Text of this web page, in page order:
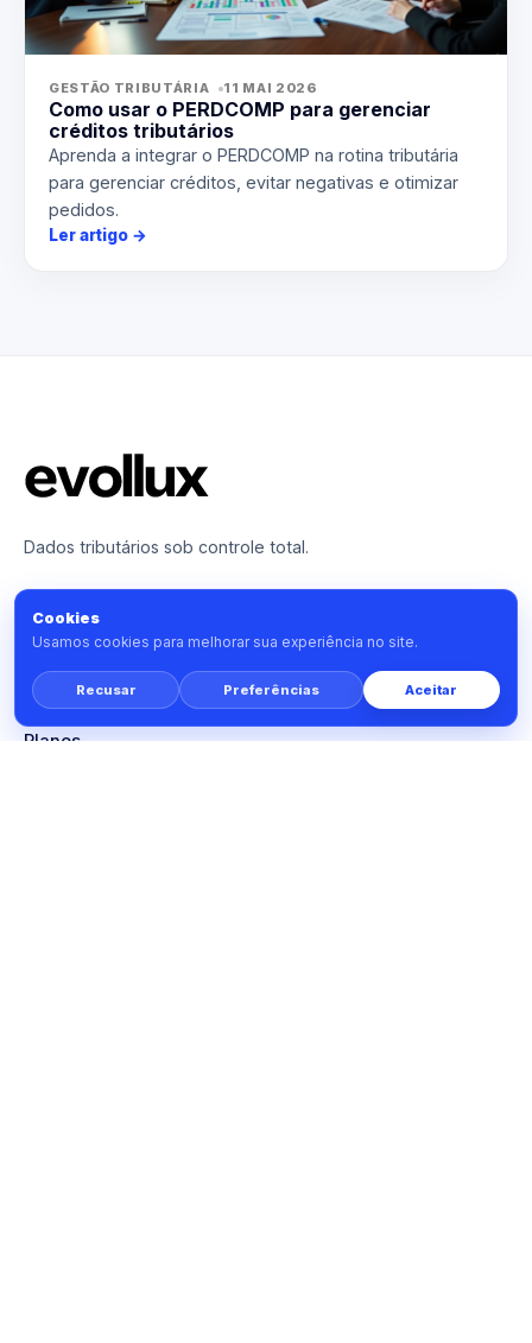
GESTÃO TRIBUTÁRIA 11 MAI 2026
Como usar o PERDCOMP para gerenciar
créditos tributários
Aprenda a integrar o PERDCOMP na rotina tributária
para gerenciar créditos, evitar negativas e otimizar
pedidos.
Ler artigo →
Dados tributários sob controle total.
PRODUTO
Monitor
Prime
Planos
Cookies
Usamos cookies para melhorar sua experiência no site.
Recusar Preferências Aceitar